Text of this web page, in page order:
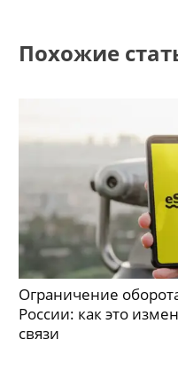
Похожие
Ограничение
России: как это
связи